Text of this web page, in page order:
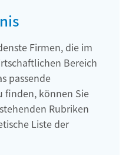
Firmen, die im
Bereich
passende
finden, können Sie
Rubriken
Liste der